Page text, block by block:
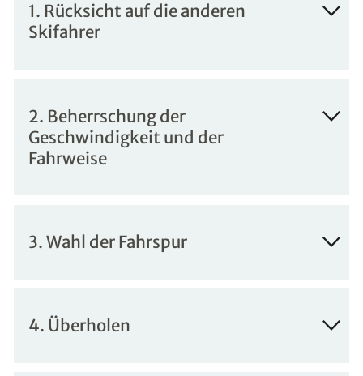
1. Rücksicht auf die anderen
Skifahrer
2. Beherrschung der
Geschwindigkeit und der
Fahrweise
3. Wahl der Fahrspur
4. Überholen